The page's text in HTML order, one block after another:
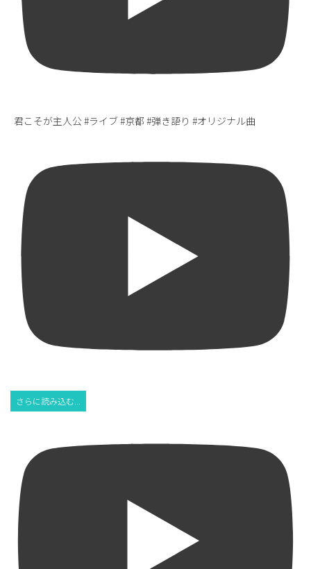
君こそが主人公 #ライブ #京都 #弾き語り #オリジナル曲
さらに読み込む...